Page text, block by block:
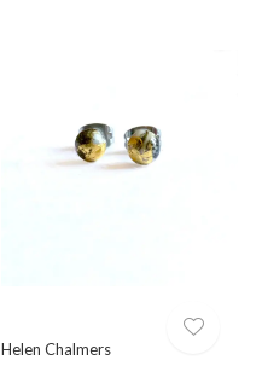
Helen Chalmers